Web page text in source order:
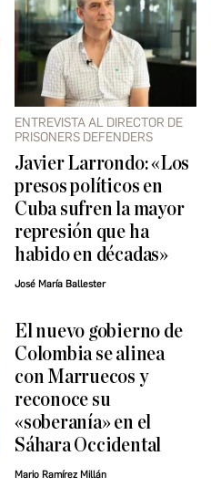
ENTREVISTA AL DIRECTOR DE
PRISONERS DEFENDERS
Javier Larrondo: «Los
presos políticos en
Cuba sufren la mayor
represión que ha
habido en décadas»
José María Ballester
El nuevo gobierno de
Colombia se alinea
con Marruecos y
reconoce su
«soberanía» en el
Sáhara Occidental
Mario Ramírez Millán